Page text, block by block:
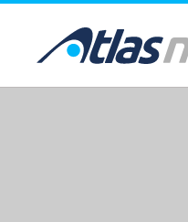
common.go-to-content